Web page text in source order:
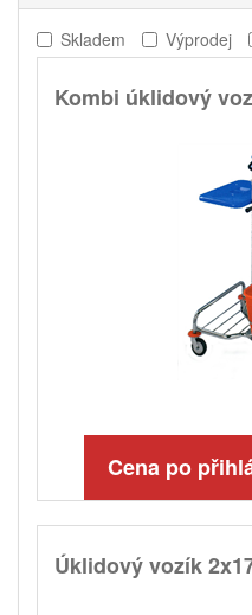
Skladem Výprodej
Kombi úklidový
Cena po
Úklidový vozík